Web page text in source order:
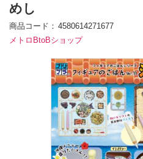
めし
商品コード
4580614271677
メトロBtoBショップ